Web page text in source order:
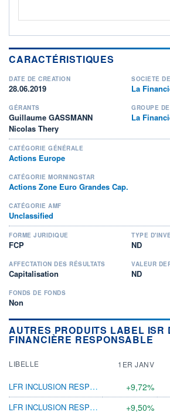
CARACTÉRISTIQUES
DATE DE CRÉATION
28.06.2019
SOCIÉTÉ
La
GÉRANTS
Guillaume GASSMANN
Nicolas Thery
GROUPE
La
CATÉGORIE GÉNÉRALE
Actions Europe
CATÉGORIE MORNINGSTAR
Actions Zone Euro Grandes Cap.
CATÉGORIE AMF
Unclassified
FORME JURIDIQUE
FCP
TYPE
ND
AFFECTATION DES RÉSULTATS
Capitalisation
VALEUR
ND
FONDS DE FONDS
Non
AUTRES PRODUITS LABEL ISR
FINANCIÈRE RESPONSABLE
LIBELLE 1ER JANV
LFR INCLUSION RESPONSABLE ISR F +9,72%
LFR INCLUSION RESPONSABLE ISR L
+9,50%